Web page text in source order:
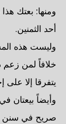
ومنها: بعتك
أحد الثمنين.
وليست هذه
خلافاً لمن زعم
يتفرقا إلا على
وأيضاً بيعتان
صريح في سنن